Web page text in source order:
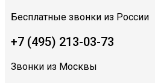
Бесплатные звонки из России
+7 (495) 213-03-73
Звонки из Москвы